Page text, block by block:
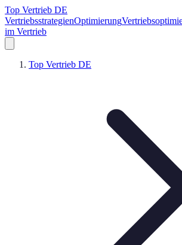
Top Vertrieb DE
VertriebsstrategienOptimierung
im Vertrieb
Top Vertrieb DE